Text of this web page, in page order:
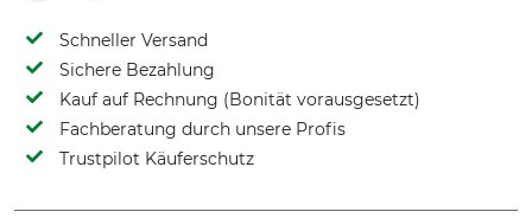
Schneller Versand
Sichere Bezahlung
Kauf auf Rechnung (Bonität vorausgesetzt)
Fachberatung durch unsere Profis
Trustpilot Käuferschutz